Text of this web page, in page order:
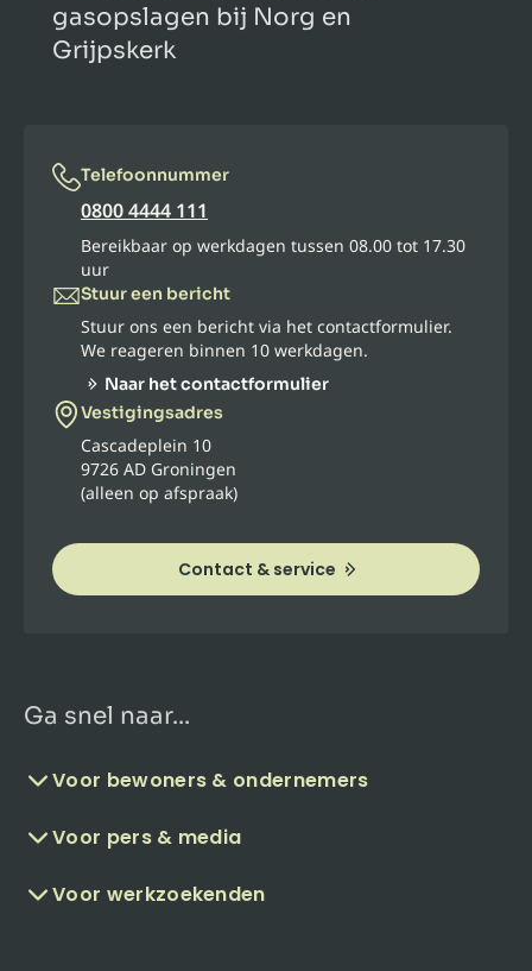
gasopslagen bij Norg en
Grijpskerk
Telefoonnummer
0800 4444 111
Bereikbaar op werkdagen tussen 08.00 tot 17.30
uur
Stuur een bericht
Stuur ons een bericht via het contactformulier.
We reageren binnen 10 werkdagen.
Naar het contactformulier
Vestigingsadres
Cascadeplein 10
9726 AD Groningen
(alleen op afspraak)
Contact & service
Ga snel naar...
Voor bewoners & ondernemers
Voor pers & media
Voor werkzoekenden